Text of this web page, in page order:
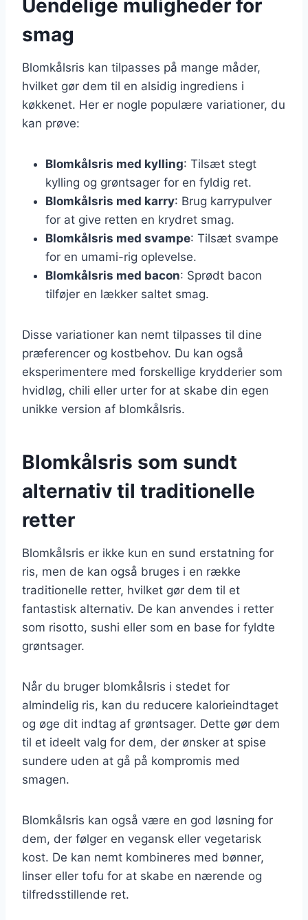
Uendelige muligheder for
smag
Blomkålsris kan tilpasses på mange måder,
hvilket gør dem til en alsidig ingrediens i
køkkenet. Her er nogle populære variationer, du
kan prøve:
Blomkålsris med kylling: Tilsæt stegt
kylling og grøntsager for en fyldig ret.
Blomkålsris med karry: Brug karrypulver
for at give retten en krydret smag.
Blomkålsris med svampe: Tilsæt svampe
for en umami-rig oplevelse.
Blomkålsris med bacon: Sprødt bacon
tilføjer en lækker saltet smag.
Disse variationer kan nemt tilpasses til dine
præferencer og kostbehov. Du kan også
eksperimentere med forskellige krydderier som
hvidløg, chili eller urter for at skabe din egen
unikke version af blomkålsris.
Blomkålsris som sundt
alternativ til traditionelle
retter
Blomkålsris er ikke kun en sund erstatning for
ris, men de kan også bruges i en række
traditionelle retter, hvilket gør dem til et
fantastisk alternativ. De kan anvendes i retter
som risotto, sushi eller som en base for fyldte
grøntsager.
Når du bruger blomkålsris i stedet for
almindelig ris, kan du reducere kalorieindtaget
og øge dit indtag af grøntsager. Dette gør dem
til et ideelt valg for dem, der ønsker at spise
sundere uden at gå på kompromis med
smagen.
Blomkålsris kan også være en god løsning for
dem, der følger en vegansk eller vegetarisk
kost. De kan nemt kombineres med bønner,
linser eller tofu for at skabe en nærende og
tilfredsstillende ret.